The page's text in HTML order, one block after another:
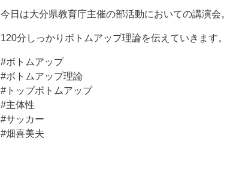
今日は大分県教育庁主催の部活動においての講演会。
120分しっかりボトムアップ理論を伝えていきます。
#ボトムアップ
#ボトムアップ理論
#トップボトムアップ
#主体性
#サッカー
#畑喜美夫